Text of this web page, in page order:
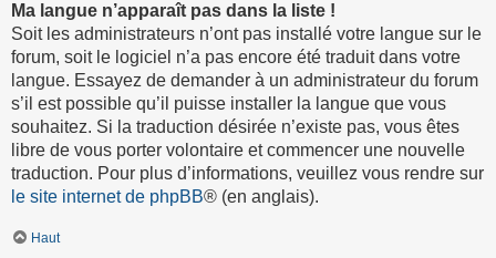
Ma langue n’apparaît pas dans la liste !
Soit les administrateurs n’ont pas installé votre langue sur le
forum, soit le logiciel n’a pas encore été traduit dans votre
langue. Essayez de demander à un administrateur du forum
s’il est possible qu’il puisse installer la langue que vous
souhaitez. Si la traduction désirée n’existe pas, vous êtes
libre de vous porter volontaire et commencer une nouvelle
traduction. Pour plus d’informations, veuillez vous rendre sur
le site internet de phpBB® (en anglais).
Haut